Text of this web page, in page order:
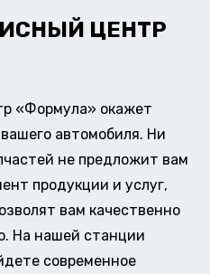
ЦЕНТР
«Формула» окажет
автомобиля. Ни
не предложит вам
продукции и услуг,
вам качественно
На нашей станции
современное